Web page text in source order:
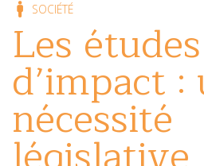
SOCIÉTÉ
Les études
d’impact :
nécessité